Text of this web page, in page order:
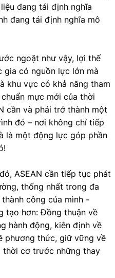
đang tái định nghĩa
đang tái định nghĩa mô
ngoặt như vậy, lợi thế
gia có nguồn lực lớn mà
khu vực có khả năng tham
mực mới của thời
cần và phải trở thành một
đó – nơi không chỉ tiếp
là một động lực góp phần
ASEAN cần tiếp tục phát
thống nhất trong đa
công của mình -
tạo hơn: Đồng thuận về
hành động, kiên định về
phương thức, giữ vững về
thời cơ trước những thay